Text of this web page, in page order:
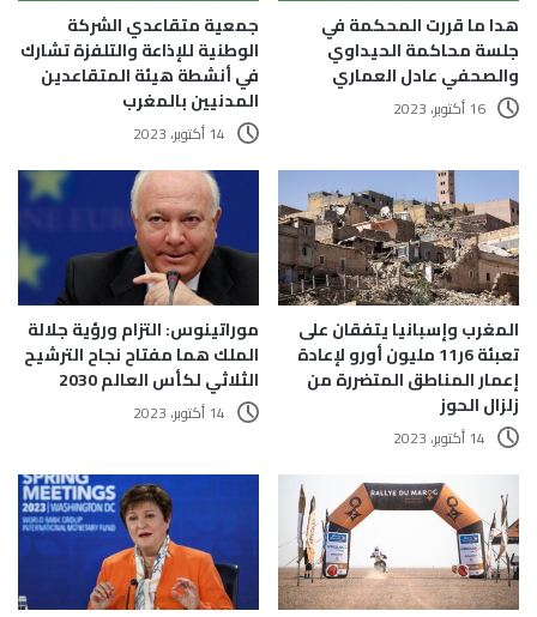
هدا ما قررت المحكمة في
جلسة محاكمة الحيداوي
والصحفي عادل العماري
16 أكتوبر، 2023
جمعية متقاعدي الشركة
الوطنية للإذاعة والتلفزة تشارك
في أنشطة هيئة المتقاعدين
المدنيين بالمغرب
14 أكتوبر، 2023
المغرب وإسبانيا يتفقان على
تعبئة 6ر11 مليون أورو لإعادة
إعمار المناطق المتضررة من
زلزال الحوز
14 أكتوبر، 2023
موراتينوس: التزام ورؤية جلالة
الملك هما مفتاح نجاح الترشيح
الثلاثي لكأس العالم 2030
14 أكتوبر، 2023